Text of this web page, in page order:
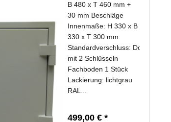
B 480 x T 460 mm +
30 mm Beschläge
Innenmaße: H 330 x B
330 x T 300 mm
Standardverschluss:
mit 2 Schlüsseln
Fachboden 1 Stück
Lackierung: lichtgrau
RAL...
499,00 € *